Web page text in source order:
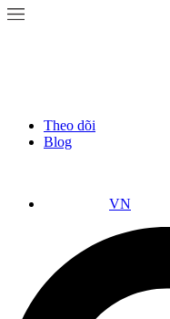
Theo dõi
Blog
VN